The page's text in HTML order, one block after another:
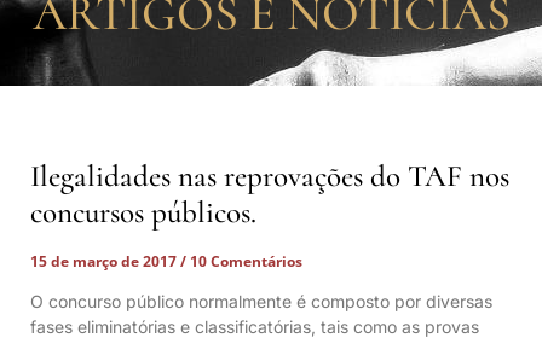
ARTIGOS E NOTÍCIAS
Ilegalidades nas reprovações do TAF nos
concursos públicos.
15 de março de 2017
10 Comentários
O concurso público normalmente é composto por diversas
fases eliminatórias e classificatórias, tais como as provas